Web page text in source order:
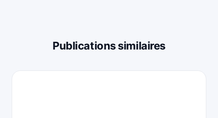
Publications similaires